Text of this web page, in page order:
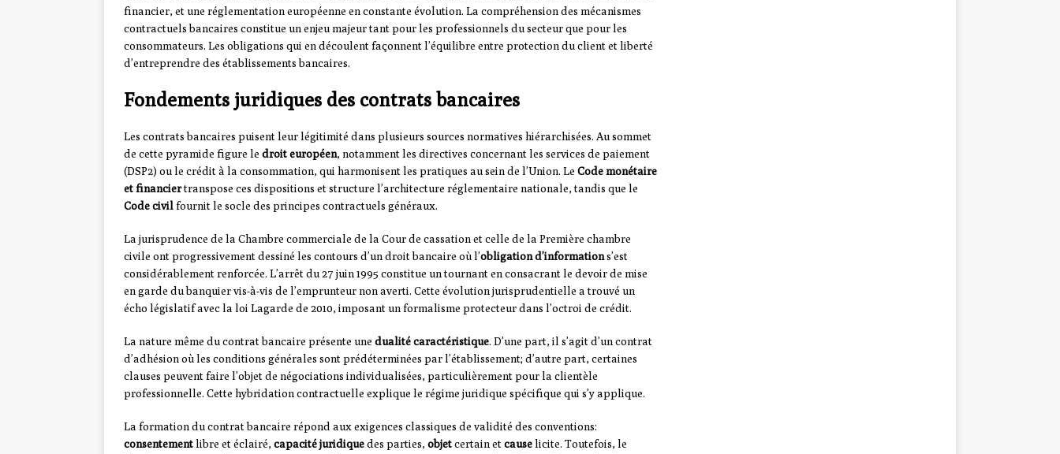
financier, et une réglementation européenne en constante évolution. La compréhension des mécanismes
contractuels bancaires constitue un enjeu majeur tant pour les professionnels du secteur que pour les
consommateurs. Les obligations qui en découlent façonnent l’équilibre entre protection du client et liberté
d’entreprendre des établissements bancaires.
Fondements juridiques des contrats bancaires
Les contrats bancaires puisent leur légitimité dans plusieurs sources normatives hiérarchisées. Au sommet
de cette pyramide figure le droit européen, notamment les directives concernant les services de paiement
(DSP2) ou le crédit à la consommation, qui harmonisent les pratiques au sein de l’Union. Le Code monétaire
et financiertranspose ces dispositions et structure l’architecture réglementaire nationale, tandis que le
Code civil fournit le socle des principes contractuels généraux.
La jurisprudence de la Chambre commerciale de la Cour de cassation et celle de la Première chambre
civile ont progressivement dessiné les contours d’un droit bancaire où l’obligation d’informations’est
considérablement renforcée. L’arrêt du 27 juin 1995 constitue un tournant en consacrant le devoir de mise
en garde du banquier vis-à-vis de l’emprunteur non averti. Cette évolution jurisprudentielle a trouvé un
écho législatif avec la loi Lagarde de 2010, imposant un formalisme protecteur dans l’octroi de crédit.
La nature même du contrat bancaire présente une dualité caractéristique. D’une part, il s’agit d’un contrat
d’adhésion où les conditions générales sont prédéterminées par l’établissement; d’autre part, certaines
clauses peuvent faire l’objet de négociations individualisées, particulièrement pour la clientèle
professionnelle. Cette hybridation contractuelle explique le régime juridique spécifique qui s’y applique.
La formation du contrat bancaire répond aux exigences classiques de validité des conventions:
consentementlibre et éclairé, capacité juridiquedes parties, objetcertain etcauselicite. Toutefois, le